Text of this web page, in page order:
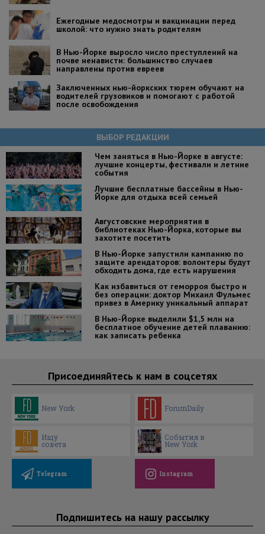
Ежегодные медосмотры и вакцинации перед
школой: что нужно знать родителям
В Нью-Йорке выросло число преступлений на
почве ненависти: большинство случаев
направлены против евреев
Заключенных нью-йоркских тюрем обучают на
водителей грузовиков и помогают с работой
после освобождения
ВЫБОР РЕДАКЦИИ
Чем заняться в Нью-Йорке в августе:
лучшие концерты, фестивали и летние
события
Лучшие бесплатные бассейны в Нью-
Йорке для отдыха всей семьей
Августовские мероприятия в
библиотеках Нью-Йорка, которые вы
захотите посетить
В Нью-Йорке запустили кампанию по
защите арендаторов: волонтеры будут
обходить дома, где есть нарушения
Как избавиться от геморроя быстро и
без операции: доктор Михаил Фульмес
привез в Америку уникальный аппарат
В Нью-Йорке выделили $1,5 млн на
бесплатное обучение детей плаванию:
как записать ребенка
Присоединяйтесь к нам в соцсетях
New York ForumDaily
Ищу
совета
События в
New York
Telegram Instagram
Подпишитесь на нашу рассылку